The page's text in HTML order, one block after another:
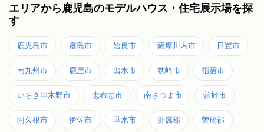
エリアから鹿児島のモデルハウス・住宅展示場を探
す
鹿児島市 霧島市 姶良市 薩摩川内市 日置市
南九州市 鹿屋市 出水市 枕崎市 指宿市
いちき串木野市 志布志市 南さつま市 曽於市
阿久根市 伊佐市 垂水市 肝属郡 曽於郡